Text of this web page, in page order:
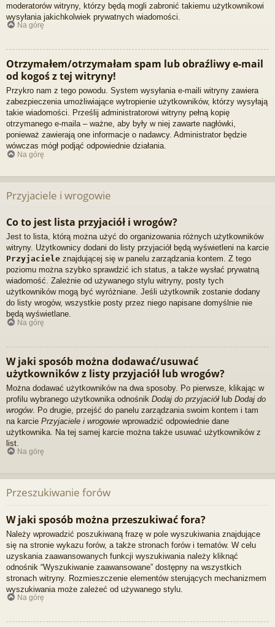
moderatorów witryny, którzy będą mogli zabronić takiemu użytkownikowi
wysyłania jakichkolwiek prywatnych wiadomości.
Na górę
Otrzymałem/otrzymałam spam lub obraźliwy e-mail
od kogoś z tej witryny!
Przykro nam z tego powodu. System wysyłania e-maili witryny zawiera
zabezpieczenia umożliwiające wytropienie użytkowników, którzy wysyłają
takie wiadomości. Prześlij administratorowi witryny pełną kopię
otrzymanego e-maila – ważne, aby były w niej zawarte nagłówki,
ponieważ zawierają one informacje o nadawcy. Administrator będzie
wówczas mógł podjąć odpowiednie działania.
Na górę
Przyjaciele i wrogowie
Co to jest lista przyjaciół i wrogów?
Jest to lista, którą można użyć do organizowania różnych użytkowników
witryny. Użytkownicy dodani do listy przyjaciół będą wyświetleni na karcie
Przyjaciele znajdującej się w panelu zarządzania kontem. Z tego
poziomu można szybko sprawdzić ich status, a także wysłać prywatną
wiadomość. Zależnie od używanego stylu witryny, posty tych
użytkowników mogą być wyróżniane. Jeśli użytkownik zostanie dodany
do listy wrogów, wszystkie posty przez niego napisane domyślnie nie
będą wyświetlane.
Na górę
W jaki sposób można dodawać/usuwać
użytkowników z listy przyjaciół lub wrogów?
Można dodawać użytkowników na dwa sposoby. Po pierwsze, klikając w
profilu wybranego użytkownika odnośnik Dodaj do przyjaciół lub Dodaj do
wrogów. Po drugie, przejść do panelu zarządzania swoim kontem i tam
na karcie Przyjaciele i wrogowie wprowadzić odpowiednie dane
użytkownika. Na tej samej karcie można także usuwać użytkowników z
list.
Na górę
Przeszukiwanie forów
W jaki sposób można przeszukiwać fora?
Należy wprowadzić poszukiwaną frazę w pole wyszukiwania znajdujące
się na stronie wykazu forów, a także stronach forów i tematów. W celu
uzyskania zaawansowanych funkcji wyszukiwania należy kliknąć
odnośnik “Wyszukiwanie zaawansowane” dostępny na wszystkich
stronach witryny. Rozmieszczenie elementów sterujących mechanizmem
wyszukiwania może zależeć od używanego stylu.
Na górę